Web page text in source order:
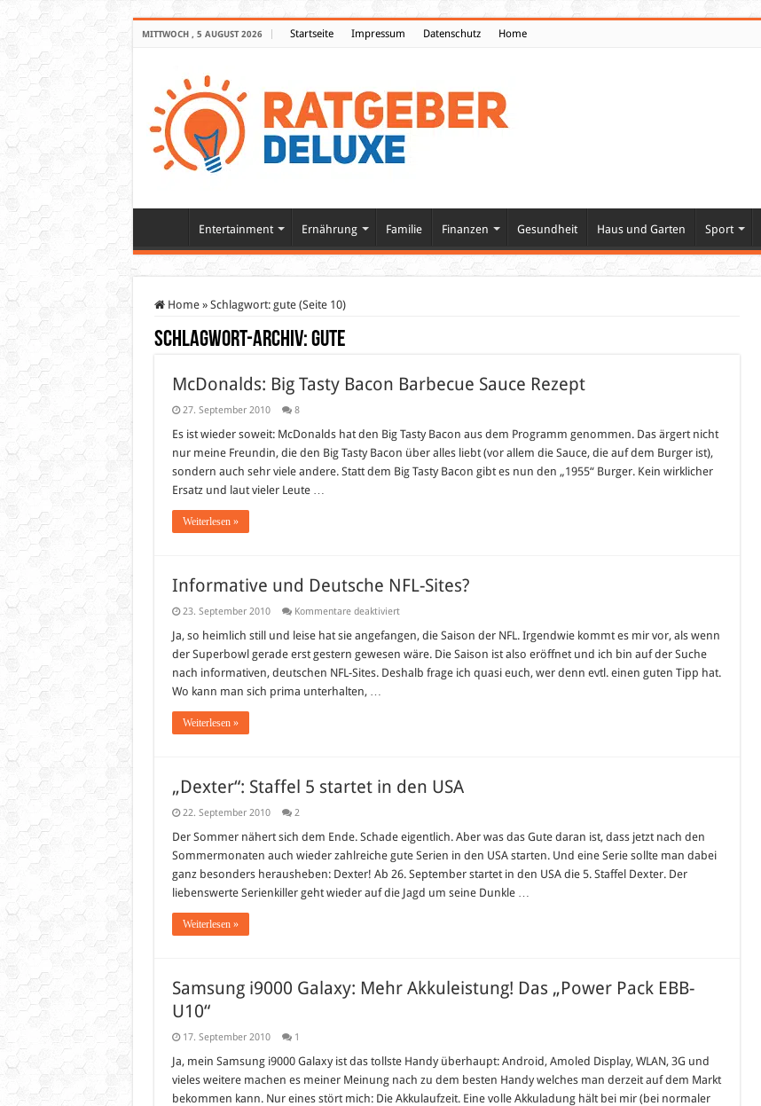
MITTWOCH , 5 AUGUST 2026 Startseite Impressum Datenschutz Home
Entertainment Ernährung Familie Finanzen Gesundheit Haus und Garten Sport
Home » Schlagwort: gute(Seite 10)
Schlagwort-Archiv:gute
McDonalds: Big Tasty Bacon Barbecue Sauce Rezept
27. September 2010 8
Es ist wieder soweit: McDonalds hat den Big Tasty Bacon aus dem Programm genommen. Das ärgert nicht
nur meine Freundin, die den Big Tasty Bacon über alles liebt (vor allem die Sauce, die auf dem Burger ist),
sondern auch sehr viele andere. Statt dem Big Tasty Bacon gibt es nun den „1955“ Burger. Kein wirklicher
Ersatz und laut vieler Leute …
Weiterlesen »
Informative und Deutsche NFL-Sites?
23. September 2010 Kommentare deaktiviertfür
und
Deutsche
NFL-
Sites?
Ja, so heimlich still und leise hat sie angefangen, die Saison der NFL. Irgendwie kommt es mir vor, als wenn
der Superbowl gerade erst gestern gewesen wäre. Die Saison ist also eröffnet und ich bin auf der Suche
nach informativen, deutschen NFL-Sites. Deshalb frage ich quasi euch, wer denn evtl. einen guten Tipp hat.
Wo kann man sich prima unterhalten, …
Weiterlesen »
„Dexter“: Staffel 5 startet in den USA
22. September 2010 2
Der Sommer nähert sich dem Ende. Schade eigentlich. Aber was das Gute daran ist, dass jetzt nach den
Sommermonaten auch wieder zahlreiche gute Serien in den USA starten. Und eine Serie sollte man dabei
ganz besonders herausheben: Dexter! Ab 26. September startet in den USA die 5. Staffel Dexter. Der
liebenswerte Serienkiller geht wieder auf die Jagd um seine Dunkle …
Weiterlesen »
Samsung i9000 Galaxy: Mehr Akkuleistung! Das „Power Pack EBB-
U10“
17. September 2010 1
Ja, mein Samsung i9000 Galaxy ist das tollste Handy überhaupt: Android, Amoled Display, WLAN, 3G und
vieles weitere machen es meiner Meinung nach zu dem besten Handy welches man derzeit auf dem Markt
bekommen kann. Nur eines stört mich: Die Akkulaufzeit. Eine volle Akkuladung hält bei mir (bei normaler